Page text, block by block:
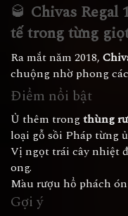
🥃 Chivas Regal
tế trong từng
Ra mắt năm 2018,
chuộng nhờ phong
Điểm nổi bật
Ủ thêm trongthùng
loại gỗ sồi Pháp từng
Vị ngọt trái cây nhiệt
ong.
Màu rượu hổ phách
Gợi ý